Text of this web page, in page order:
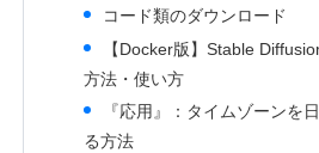
コード類のダウンロード
【Docker版】Stable
方法・使い方
『応用』：タイムゾーンを
る方法